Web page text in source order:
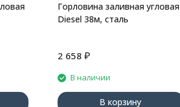
Горловина заливная угловая
Diesel 38м, сталь
2 658 ₽
В наличии
В корзину